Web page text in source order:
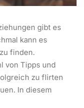
gibt es
kann es
finden.
von Tipps und
zu flirten
In diesem